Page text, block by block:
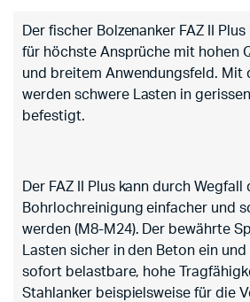
Der fischer Bolzenanker FAZ II
für höchste Ansprüche mit hohen
und breitem Anwendungsfeld. Mit
werden schwere Lasten in
befestigt.
Der FAZ II Plus kann durch Wegfall
Bohrlochreinigung einfacher und
werden (M8-M24). Der bewährte
Lasten sicher in den Beton ein
sofort belastbare, hohe
Stahlanker beispielsweise für die